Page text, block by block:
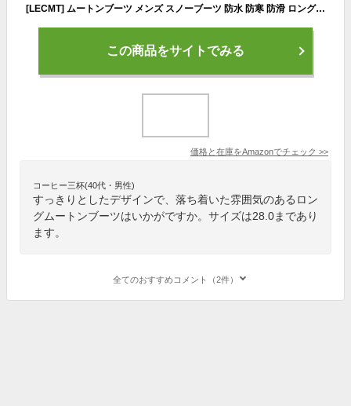
[LECMT] ムートンブーツ メンズ スノーブーツ 防水 防寒 防滑 ロング シューズ 防寒 暖かい アウトドア 冬物 裏起毛 ファー おしゃれ ボア 大きいサイズ もこもこ あったか 雪 滑らない 27.0cm 滑り止め コーヒー カジュアル 30代 40代
この商品をサイトでみる
価格と在庫をAmazonでチェック >>
コーヒー三杯(40代・男性)
すっきりとしたデザインで、落ち着いた雰囲気のあるロン
グムートンブーツはいかがですか。サイズは28.0まであり
ます。
全てのおすすめコメント（2件）